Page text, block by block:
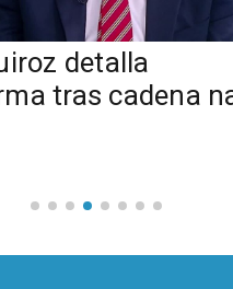
detalla
tras cadena